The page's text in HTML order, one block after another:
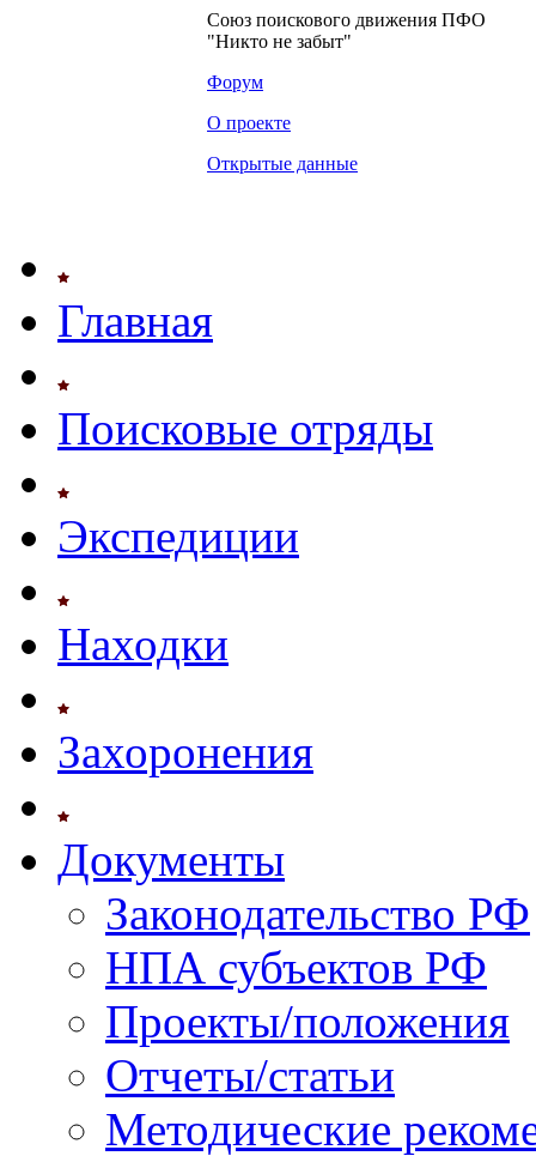
Союз поискового движения ПФО
"Никто не забыт"
Форум
О проекте
Открытые данные
Главная
Поисковые отряды
Экспедиции
Находки
Захоронения
Документы
Законодательство РФ
НПА субъектов РФ
Проекты/положения
Отчеты/статьи
Методические